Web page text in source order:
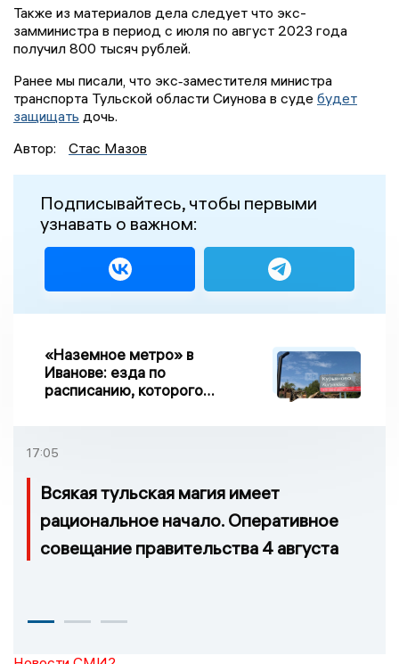
Также из материалов дела следует что экс-
замминистра в период с июля по август 2023 года
получил 800 тысяч рублей.
Ранее мы писали, что экс‑заместителя министра
транспорта Тульской области Сиунова в суде будет
защищать дочь.
Автор:
Стас Мазов
Подписывайтесь, чтобы первыми
узнавать о важном:
«Наземное метро» в
Иванове: езда по
расписанию, которого
17:05
Всякая тульская магия имеет
рациональное начало. Оперативное
совещание правительства 4 августа